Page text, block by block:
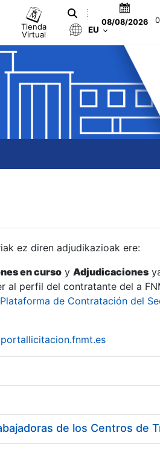
Tienda
Virtual
08/08/2026
EU
ez diren adjudikazioak ere:
en curso y Adjudicaciones
al perfil del contratante del a
Plataforma de Contratación del
portallicitacion.fnmt.es